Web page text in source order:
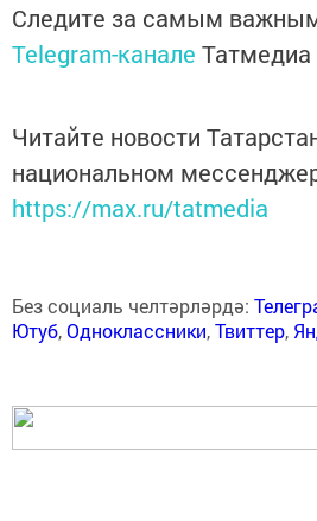
Следите за самым
Telegram-канале Татмедиа
Читайте новости
национальном
https://max.ru/tatmedia
Без социаль челтәрләрдә:
Ютуб,Одноклассники,Твиттер,